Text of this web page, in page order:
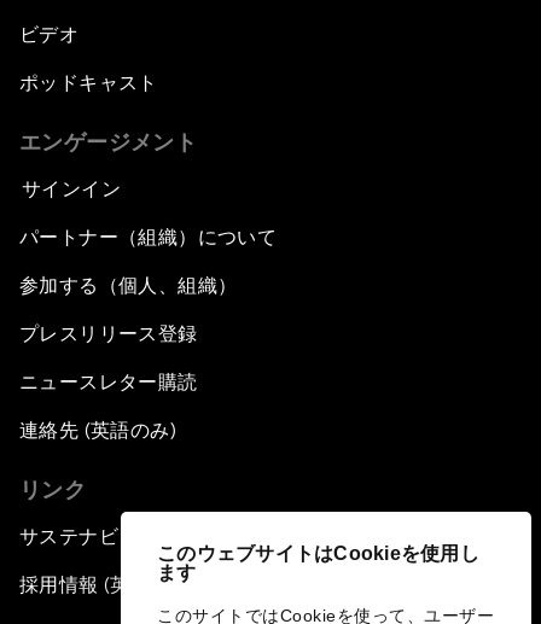
このウェブサイトはCookieを使用し
ます
このサイトではCookieを使って、ユーザー
ビデオ
ポッドキャスト
エンゲージメント
サインイン
パートナー（組織）について
参加する（個人、組織）
プレスリリース登録
ニュースレター購読
連絡先 (英語のみ)
リンク
サステナビリティへの取り組み
採用情報 (英語のみ)